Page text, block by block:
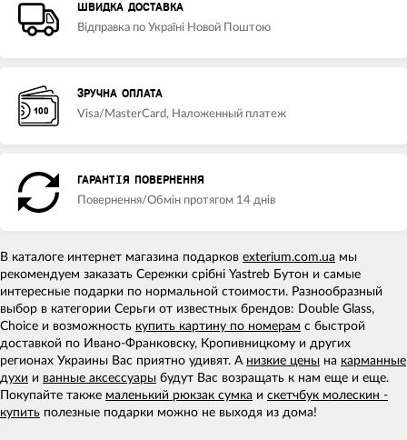
ШВИДКА ДОСТАВКА
Відправка по Україні Новой Поштою
ЗРУЧНА ОПЛАТА
Visa/MasterCard, Наложенный платеж
ГАРАНТІЯ ПОВЕРНЕННЯ
Повернення/Обмін протягом 14 днів
В каталоге интернет магазина подарков exterium.com.ua мы
рекомендуем заказать Сережки срібні Yastreb Бутон и самые
интересные подарки по нормальной стоимости. Разнообразный
выбор в категории Серьги от известных брендов: Double Glass,
Choice и возможность купить картину по номерам с быстрой
доставкой по Ивано-Франковску, Кропивницкому и других
регионах Украины Вас приятно удивят. А низкие цены на карманные
духи и ванные аксессуары будут Вас возращать к нам еще и еще.
Покупайте также маленький рюкзак сумка и скетчбук молескин -
купить полезные подарки можно не выходя из дома!